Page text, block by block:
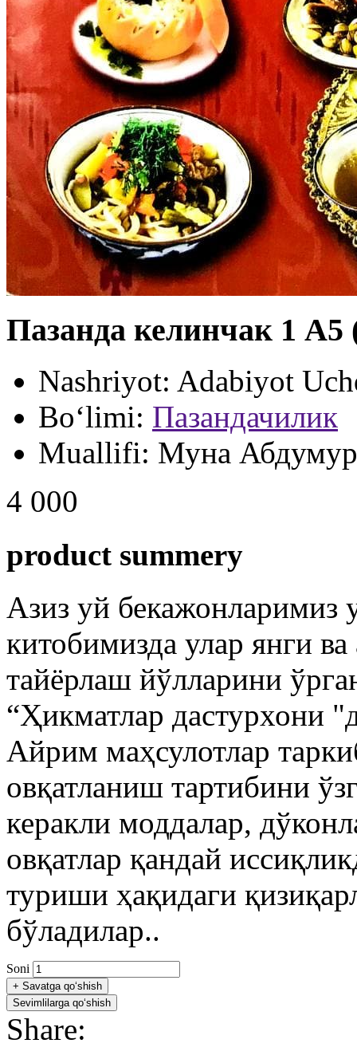
Пазанда келинчак 1
Nashriyot: Adabiyot
Bo‘limi: Пазандачилик
Muallifi: Муна
4 000
product summery
Азиз уй бекажонларимиз
китобимизда улар янги
тайёрлаш йўлларини
“Ҳикматлар дастурхони
Айрим маҳсулотлар
овқатланиш тартибини
керакли моддалар,
овқатлар қандай
туриши ҳақидаги
бўладилар..
Soni
+ Savatga qo‘shish
Sevimlilarga qo‘shish
Share: